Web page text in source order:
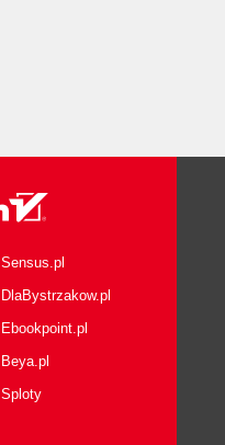
Sensus.pl
DlaBystrzakow.pl
Ebookpoint.pl
Beya.pl
Sploty